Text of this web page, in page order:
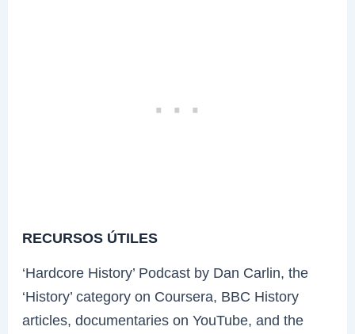
RECURSOS ÚTILES
‘Hardcore History’ Podcast by Dan Carlin, the
‘History’ category on Coursera, BBC History
articles, documentaries on YouTube, and the